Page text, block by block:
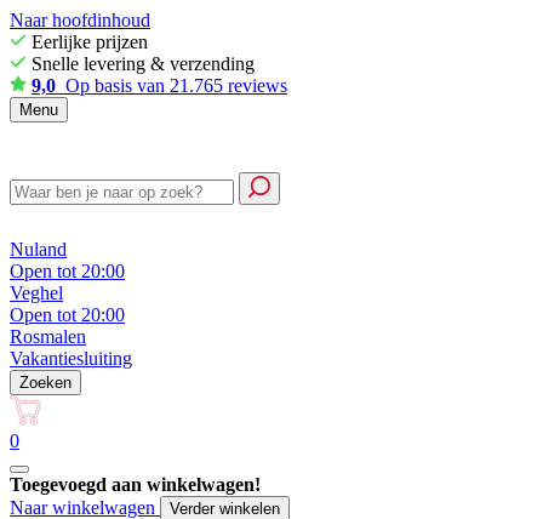
Naar hoofdinhoud
Eerlijke prijzen
Snelle levering & verzending
9,0 Op basis van 21.765 reviews
Menu
Nuland
Open tot 20:00
Veghel
Open tot 20:00
Rosmalen
Vakantiesluiting
Zoeken
0
Toegevoegd aan winkelwagen!
Naar winkelwagen
Verder winkelen